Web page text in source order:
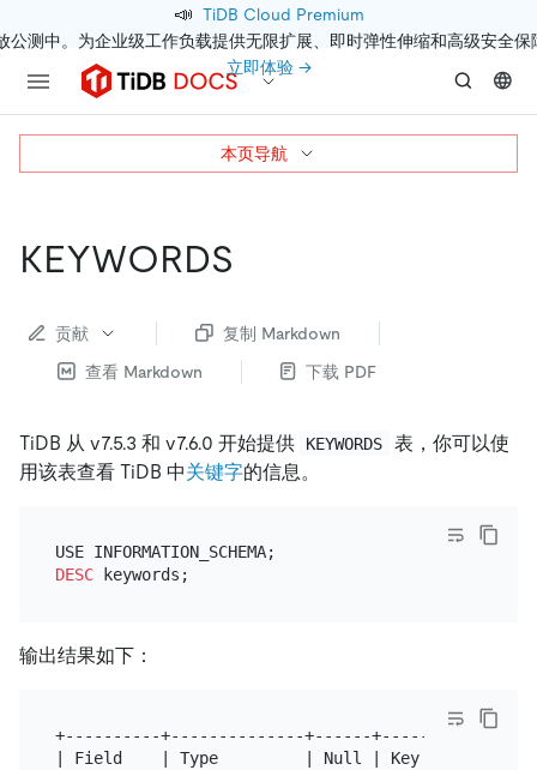
📣 TiDB Cloud Premium
公测中。为企业级工作负载提供无限扩展、即时弹性伸缩和高级安全保
立即体验 →
KEYWORDS
贡献
复制 Markdown
查看 Markdown
下载 PDF
TiDB 从 v7.5.3 和 v7.6.0 开始提供 KEYWORDS
表，你可以使
用该表查看 TiDB 中关键字的信息。
DESC
输出结果如下：
+----------+--------------+------+------+---------
| Field    | Type         | Null | Key  | Default
本页导航